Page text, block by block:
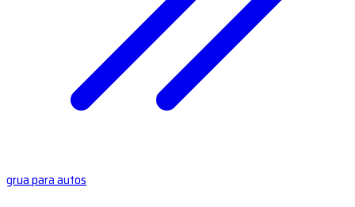
grua para autos